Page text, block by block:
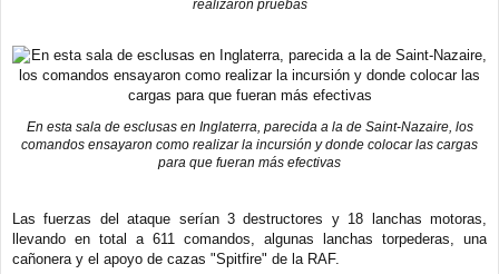
realizaron pruebas
En esta sala de esclusas en Inglaterra, parecida a la de Saint-Nazaire, los
comandos ensayaron como realizar la incursión y donde colocar las cargas
para que fueran más efectivas
Las fuerzas del ataque serían 3 destructores y 18 lanchas motoras,
llevando en total a 611 comandos, algunas lanchas torpederas, una
cañonera y el apoyo de cazas "Spitfire" de la RAF.